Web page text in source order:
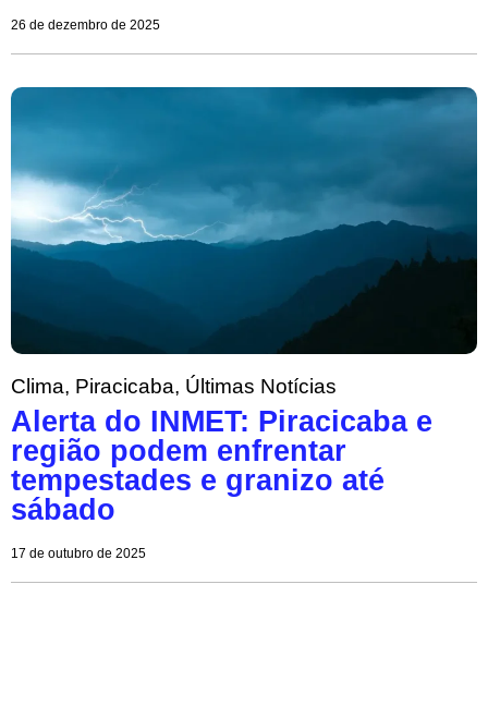
26 de dezembro de 2025
Clima, Piracicaba, Últimas Notícias
Alerta do INMET: Piracicaba e
região podem enfrentar
tempestades e granizo até
sábado
17 de outubro de 2025